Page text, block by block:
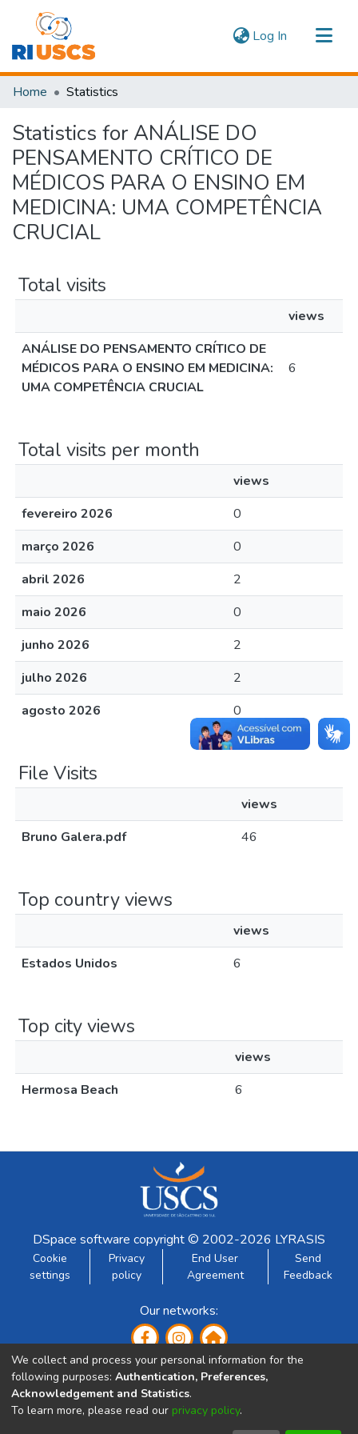
Log In (current)
Communities & Collections
Home Statistics
Statistics for ANÁLISE DO
PENSAMENTO CRÍTICO DE
MÉDICOS PARA O ENSINO EM
MEDICINA: UMA COMPETÊNCIA
CRUCIAL
Total visits
views
ANÁLISE DO PENSAMENTO CRÍTICO DE
MÉDICOS PARA O ENSINO EM MEDICINA:
UMA COMPETÊNCIA CRUCIAL
6
Total visits per month
views
fevereiro 2026
0
março 2026
0
abril 2026
2
maio 2026
0
junho 2026
2
julho 2026
2
agosto 2026
0
File Visits
views
Bruno Galera.pdf
46
Top country views
views
Estados Unidos
6
Top city views
views
Hermosa Beach
6
DSpace software copyright © 2002-2026 LYRASIS
Cookie
settings
Privacy
policy
End User
Agreement
Send
Feedback
Our networks:
Developed by:
We collect and process your personal information for the
following purposes: Authentication, Preferences,
Acknowledgement and Statistics.
To learn more, please read our privacy policy.